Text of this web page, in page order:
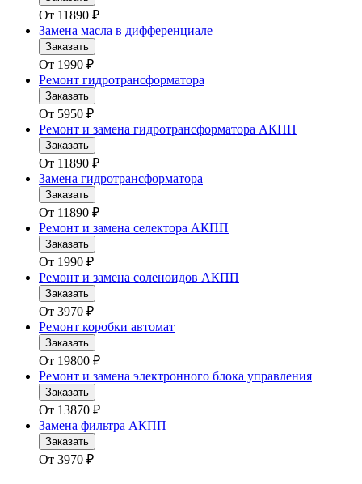
От 11890 ₽
Замена масла в дифференциале
Заказать
От 1990 ₽
Ремонт гидротрансформатора
Заказать
От 5950 ₽
Ремонт и замена гидротрансформатора АКПП
Заказать
От 11890 ₽
Замена гидротрансформатора
Заказать
От 11890 ₽
Ремонт и замена селектора АКПП
Заказать
От 1990 ₽
Ремонт и замена соленоидов АКПП
Заказать
От 3970 ₽
Ремонт коробки автомат
Заказать
От 19800 ₽
Ремонт и замена электронного блока управления
Заказать
От 13870 ₽
Замена фильтра АКПП
Заказать
От 3970 ₽